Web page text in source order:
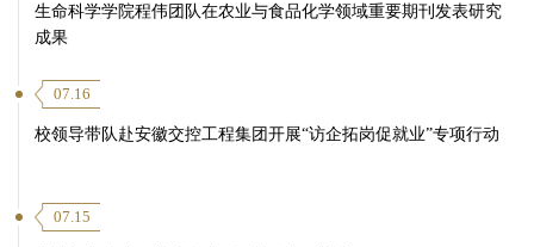
生命科学学院程伟团队在农业与食品化学领域重要期刊发表研究
成果
07.16
校领导带队赴安徽交控工程集团开展“访企拓岗促就业”专项行动
07.15